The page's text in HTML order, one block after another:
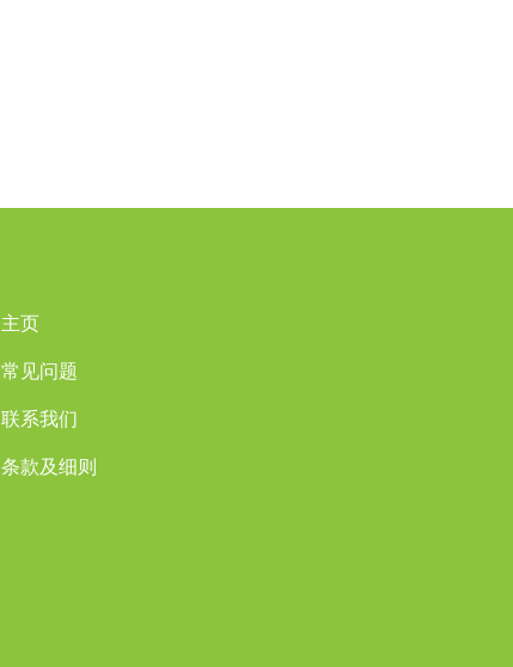
主页
常见问题
联系我们
条款及细则